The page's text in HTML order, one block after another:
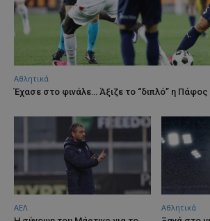
Αθλητικά
Έχασε στο φινάλε… Άξιζε το “διπλό” η Πάφος
ΑΕΛ
Αθλητικά